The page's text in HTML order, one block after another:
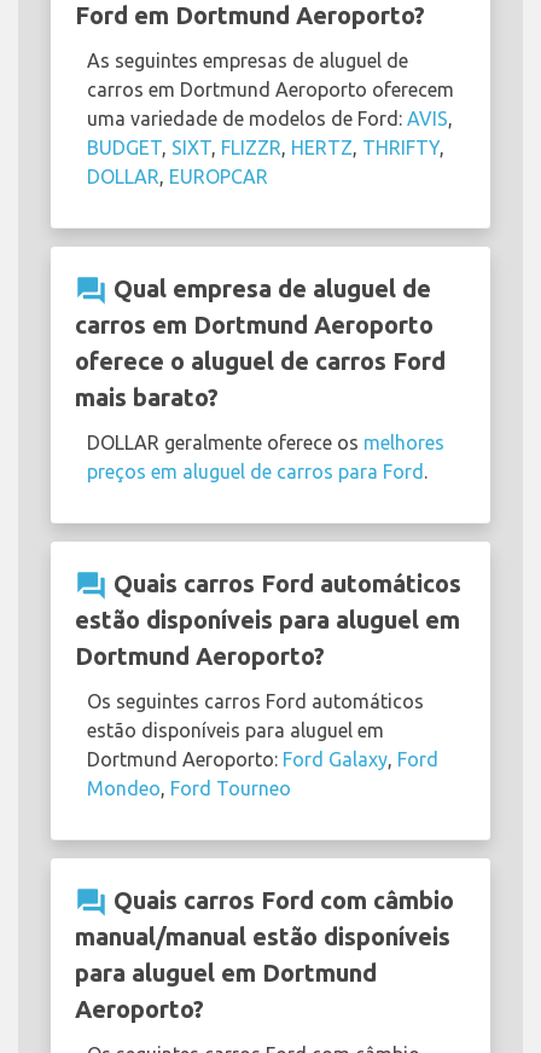
Ford em Dortmund Aeroporto?
As seguintes empresas de aluguel de
carros em Dortmund Aeroporto oferecem
uma variedade de modelos de Ford: AVIS,
BUDGET, SIXT, FLIZZR, HERTZ, THRIFTY,
DOLLAR, EUROPCAR
question_answer Qual empresa de aluguel de
carros em Dortmund Aeroporto
oferece o aluguel de carros Ford
mais barato?
DOLLAR geralmente oferece os melhores
preços em aluguel de carros para Ford .
question_answer Quais carros Ford automáticos
estão disponíveis para aluguel em
Dortmund Aeroporto?
Os seguintes carros Ford automáticos
estão disponíveis para aluguel em
Dortmund Aeroporto: Ford Galaxy, Ford
Mondeo, Ford Tourneo
question_answer Quais carros Ford com câmbio
manual/manual estão disponíveis
para aluguel em Dortmund
Aeroporto?